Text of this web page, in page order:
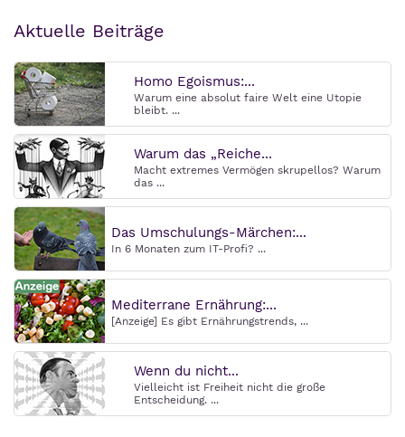
Aktuelle Beiträge
Homo Egoismus:...
Warum eine absolut faire Welt eine Utopie
bleibt. ...
Warum das „Reiche...
Macht extremes Vermögen skrupellos? Warum
das ...
Das Umschulungs-Märchen:...
In 6 Monaten zum IT-Profi? ...
Mediterrane Ernährung:...
[Anzeige] Es gibt Ernährungstrends, ...
Wenn du nicht...
Vielleicht ist Freiheit nicht die große
Entscheidung. ...